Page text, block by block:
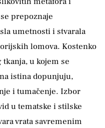
prepoznaje
umetnosti i stvarala
lomova. Kostenko
u kojem se
istina dopunjuju,
i tumačenje. Izbor
u tematske i stilske
vrata savremenim